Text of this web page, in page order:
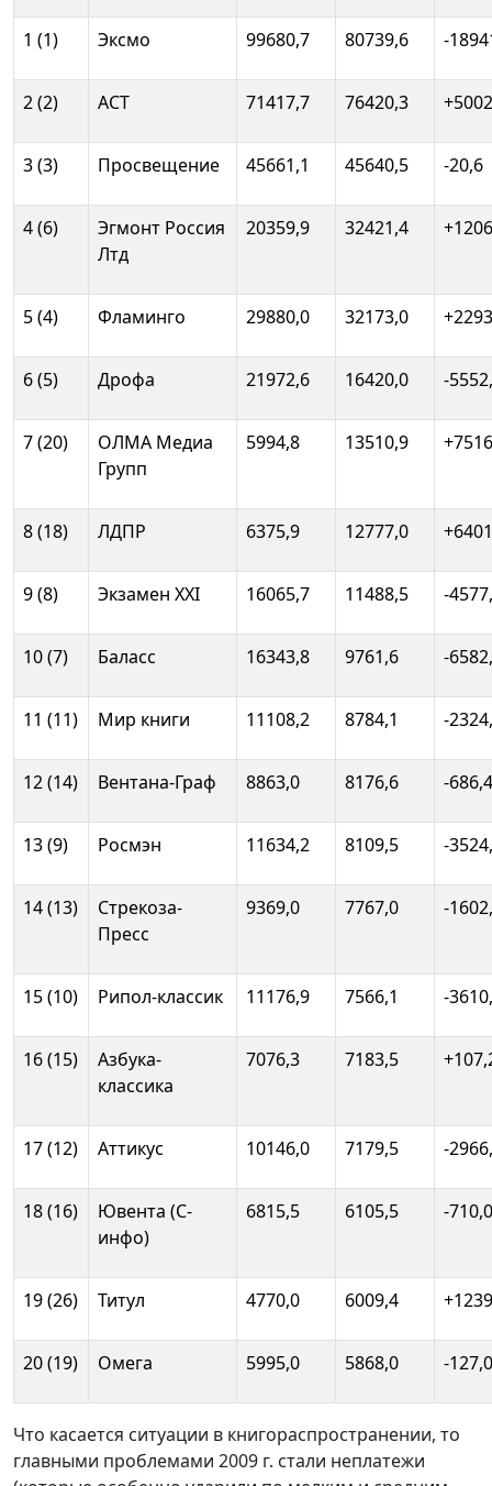
1 (1) Эксмо 99680,7 80739,6 -
2 (2) АСТ 71417,7 76420,3
3 (3) Просвещение 45661,1 45640,5 -20,6
4 (6)
Эгмонт Россия
Лтд
20359,9 32421,4
5 (4) Фламинго 29880,0 32173,0 +2293
6 (5) Дрофа 21972,6 16420,0 -
7 (20)
ОЛМА Медиа
Групп
5994,8 13510,9
8 (18) ЛДПР 6375,9 12777,0
9 (8) Экзамен ХХI 16065,7 11488,5 -
10 (7) Баласc 16343,8 9761,6 -
11 (11) Мир книги 11108,2 8784,1 -
12 (14) Вентана-Граф 8863,0 8176,6 -686,4
13 (9) Росмэн 11634,2 8109,5 -
14 (13)
Стрекоза-
Пресс
9369,0 7767,0 -
15 (10) Рипол-классик 11176,9 7566,1 -
16 (15)
Азбука-
классика
7076,3 7183,5
17 (12) Аттикус 10146,0 7179,5 -
18 (16)
Ювента (С-
инфо)
6815,5 6105,5 -710,0
19 (26) Титул 4770,0 6009,4
20 (19) Омега 5995,0 5868,0 -127,0
Что касается ситуации в книгораспространении, то
главными проблемами 2009 г. стали неплатежи